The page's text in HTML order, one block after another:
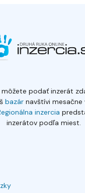
podať inzerát
bazárnavštívi
inzercia
inzerátov podľa miest.